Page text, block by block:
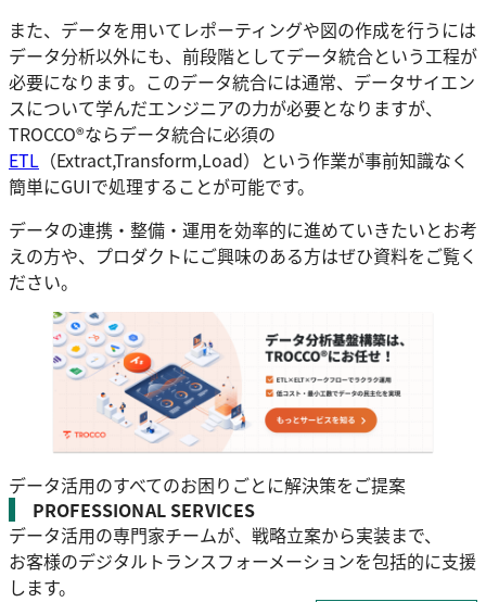
また、データを用いてレポーティングや図の作成を行うには
データ分析以外にも、前段階としてデータ統合という工程が
必要になります。このデータ統合には通常、データサイエン
スについて学んだエンジニアの力が必要となりますが、
TROCCO®ならデータ統合に必須の
ETL （Extract,Transform,Load）という作業が事前知識なく
簡単にGUIで処理することが可能です。
データの連携・整備・運用を効率的に進めていきたいとお考
えの方や、プロダクトにご興味のある方はぜひ資料をご覧く
ださい。
データ活用のすべてのお困りごとに解決策をご提案
PROFESSIONAL SERVICES
データ活用の専門家チームが、戦略立案から実装まで、
お客様のデジタルトランスフォーメーションを包括的に支援
します。